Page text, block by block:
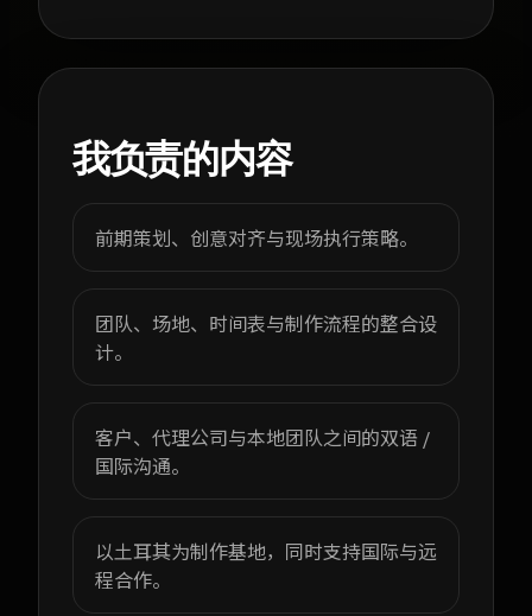
我负责的内容
前期策划、创意对齐与现场执行策略。
团队、场地、时间表与制作流程的整合设
计。
客户、代理公司与本地团队之间的双语 /
国际沟通。
以土耳其为制作基地，同时支持国际与远
程合作。